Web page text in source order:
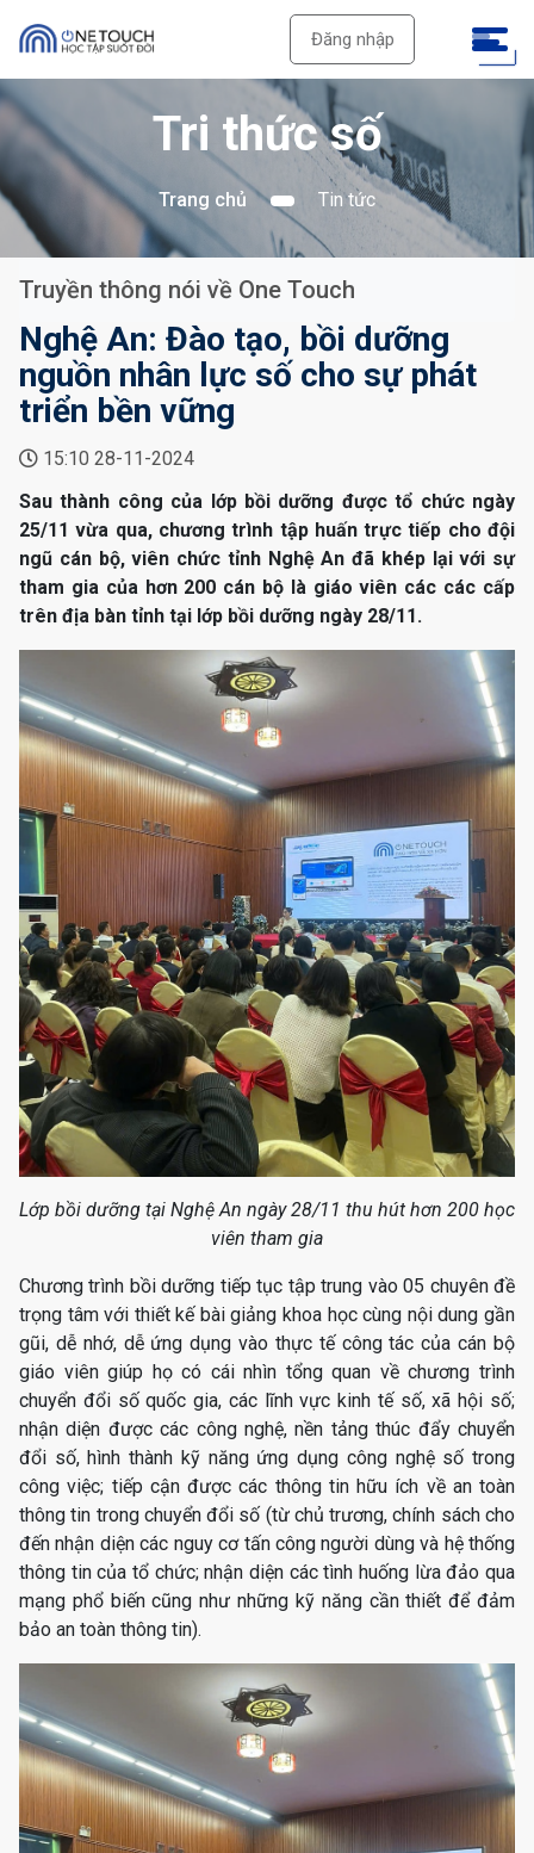
Đăng nhập
Tri thức số
Trang chủ Tin tức
Truyền thông nói về One Touch
Nghệ An: Đào tạo, bồi dưỡng
nguồn nhân lực số cho sự phát
triển bền vững
15:10 28-11-2024
Sau thành công của lớp bồi dưỡng được tổ chức ngày
25/11 vừa qua, chương trình tập huấn trực tiếp cho đội
ngũ cán bộ, viên chức tỉnh Nghệ An đã khép lại với sự
tham gia của hơn 200 cán bộ là giáo viên các các cấp
trên địa bàn tỉnh tại lớp bồi dưỡng ngày 28/11.
Lớp bồi dưỡng tại Nghệ An ngày 28/11 thu hút hơn 200 học
viên tham gia
Chương trình bồi dưỡng tiếp tục tập trung vào 05 chuyên đề
trọng tâm với thiết kế bài giảng khoa học cùng nội dung gần
gũi, dễ nhớ, dễ ứng dụng vào thực tế công tác của cán bộ
giáo viên giúp họ có cái nhìn tổng quan về chương trình
chuyển đổi số quốc gia, các lĩnh vực kinh tế số, xã hội số;
nhận diện được các công nghệ, nền tảng thúc đẩy chuyển
đổi số, hình thành kỹ năng ứng dụng công nghệ số trong
công việc; tiếp cận được các thông tin hữu ích về an toàn
thông tin trong chuyển đổi số (từ chủ trương, chính sách cho
đến nhận diện các nguy cơ tấn công người dùng và hệ thống
thông tin của tổ chức; nhận diện các tình huống lừa đảo qua
mạng phổ biến cũng như những kỹ năng cần thiết để đảm
bảo an toàn thông tin).